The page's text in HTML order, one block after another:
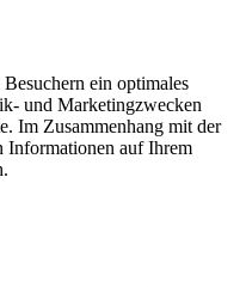
ein optimales
und Marketingzwecken
Im Zusammenhang mit der
Informationen auf Ihrem